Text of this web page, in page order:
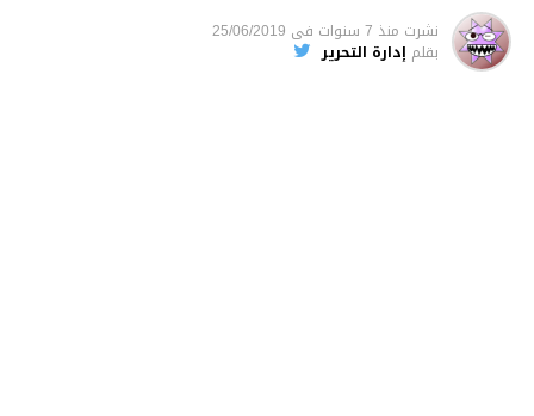
نشرت منذ 7 سنوات فى 25/06/2019
بقلم إدارة التحرير